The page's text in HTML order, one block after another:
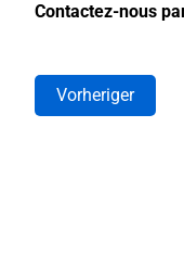
Contactez-nous
Vorheriger